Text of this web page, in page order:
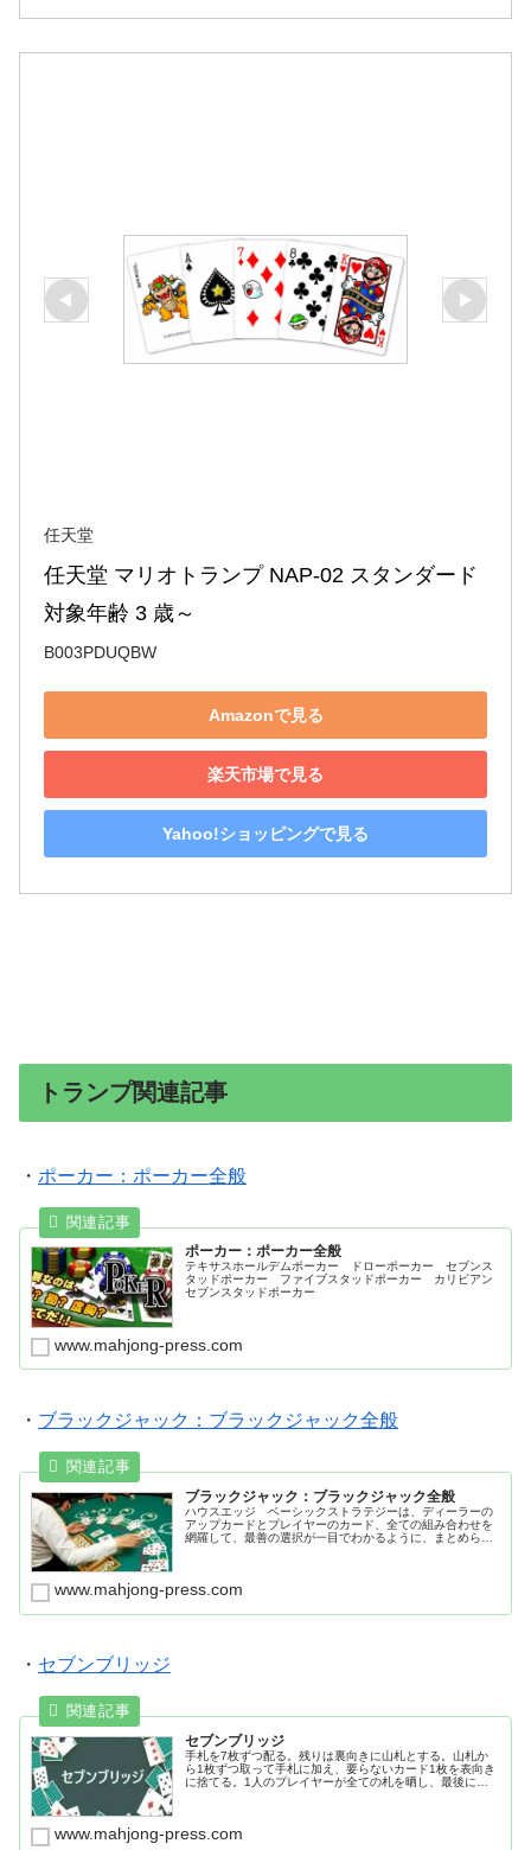
任天堂
任天堂 マリオトランプ NAP-02 スタンダード
対象年齢 3 歳～
B003PDUQBW
Amazonで見る
楽天市場で見る
Yahoo!ショッピングで見る
トランプ関連記事
・ ポーカー：ポーカー全般
ポーカー：ポーカー全般
テキサスホールデムポーカー ドローポーカー セブンス
タッドポーカー ファイブスタッドポーカー カリビアン
セブンスタッドポーカー
www.mahjong-press.com
・ ブラックジャック：ブラックジャック全般
ブラックジャック：ブラックジャック全般
ハウスエッジ ベーシックストラテジーは、ディーラーの
アップカードとプレイヤーのカード、全ての組み合わせを
網羅して、最善の選択が一目でわかるように、まとめられ
www.mahjong-press.com
・ セブンブリッジ
セブンブリッジ
手札を7枚ずつ配る。残りは裏向きに山札とする。山札か
ら1枚ずつ取って手札に加え、要らないカード1枚を表向き
に捨てる。1人のプレイヤーが全ての札を晒し、最後にカ
手を妨害する、点数を抑える
www.mahjong-press.com